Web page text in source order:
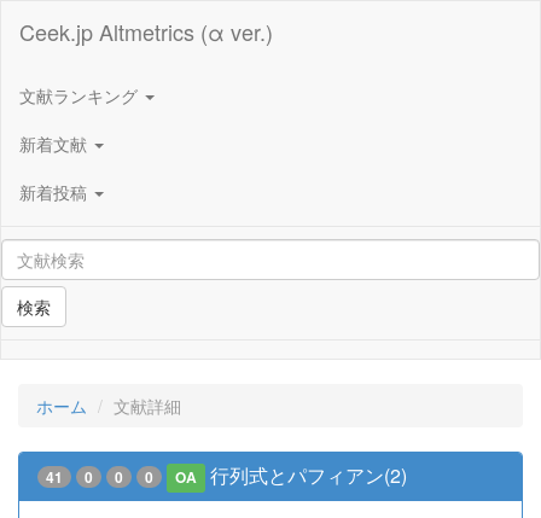
Ceek.jp Altmetrics (α ver.)
文献ランキング
新着文献
新着投稿
検索
ホーム 文献詳細
41 0 0 0 OA 行列式とパフィアン(2)